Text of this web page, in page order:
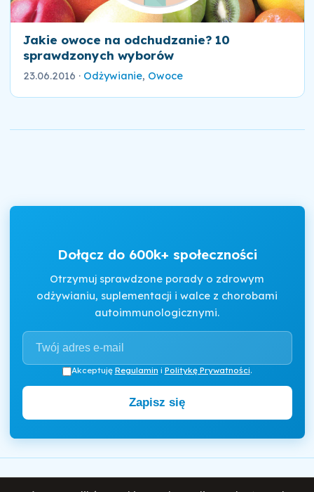
Jakie owoce na odchudzanie? 10
sprawdzonych wyborów
23.06.2016 · Odżywianie, Owoce
Dołącz do 600k+ społeczności
Otrzymuj sprawdzone porady o zdrowym
odżywianiu, suplementacji i walce z chorobami
autoimmunologicznymi.
Akceptuję Regulamin i Politykę Prywatności.
Zapisz się